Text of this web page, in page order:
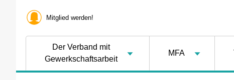
Mitglied werden!
Der Verband mit
Gewerkschaftsarbeit
MFA